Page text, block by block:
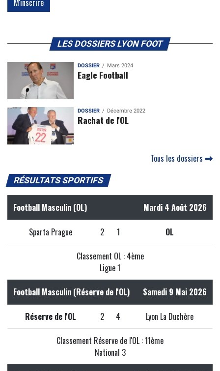
LES DOSSIERS LYON FOOT
DOSSIER Mars 2024
Eagle Football
DOSSIER Décembre 2022
Rachat de l'OL
Tous les dossiers
RÉSULTATS SPORTIFS
Football Masculin (OL) Mardi 4 Août 2026
Sparta Prague 2 1 OL
Classement OL : 4ème
Ligue 1
Football Masculin (Réserve de l'OL) Samedi 9 Mai 2026
Réserve de l'OL 2 4 Lyon La Duchère
Classement Réserve de l'OL : 11ème
National 3